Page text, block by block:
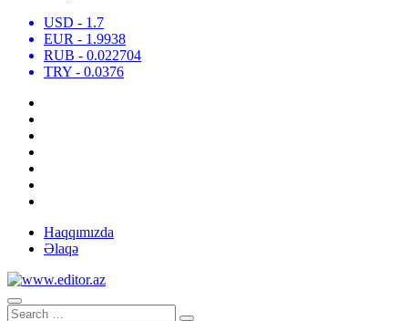
USD - 1.7
EUR - 1.9938
RUB - 0.022704
TRY - 0.0376
Haqqımızda
Əlaqə